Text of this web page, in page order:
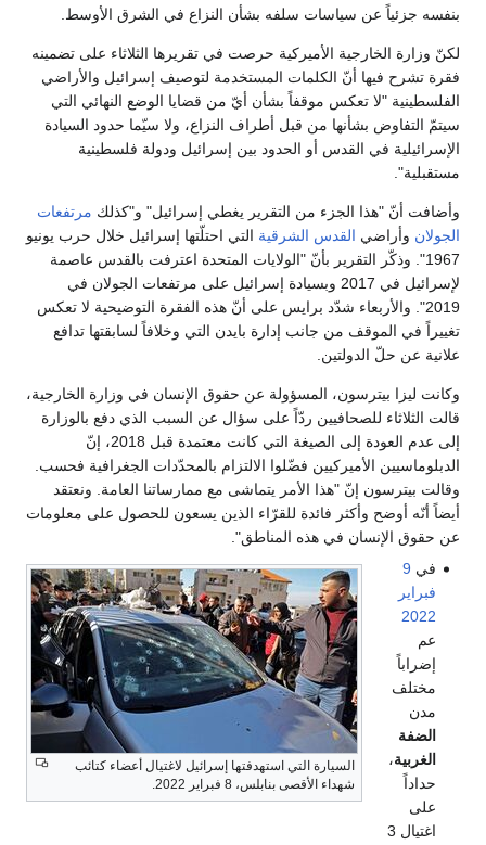
بنفسه جزئياً عن سياسات سلفه بشأن النزاع في الشرق الأوسط.
لكنّ وزارة الخارجية الأميركية حرصت في تقريرها الثلاثاء على تضمينه
فقرة تشرح فيها أنّ الكلمات المستخدمة لتوصيف إسرائيل والأراضي
الفلسطينية "لا تعكس موقفاً بشأن أيّ من قضايا الوضع النهائي التي
سيتمّ التفاوض بشأنها من قبل أطراف النزاع، ولا سيّما حدود السيادة
الإسرائيلية في القدس أو الحدود بين إسرائيل ودولة فلسطينية
مستقبلية".
وأضافت أنّ "هذا الجزء من التقرير يغطي إسرائيل" و"كذلك مرتفعات
الجولان وأراضي القدس الشرقية التي احتلّتها إسرائيل خلال حرب يونيو
1967". وذكّر التقرير بأنّ "الولايات المتحدة اعترفت بالقدس عاصمة
لإسرائيل في 2017 وبسيادة إسرائيل على مرتفعات الجولان في
2019". والأربعاء شدّد برايس على أنّ هذه الفقرة التوضيحية لا تعكس
تغييراً في الموقف من جانب إدارة بايدن التي وخلافاً لسابقتها تدافع
علانية عن حلّ الدولتين.
وكانت ليزا بيترسون، المسؤولة عن حقوق الإنسان في وزارة الخارجية،
قالت الثلاثاء للصحافيين ردّاً على سؤال عن السبب الذي دفع بالوزارة
إلى عدم العودة إلى الصيغة التي كانت معتمدة قبل 2018، إنّ
الدبلوماسيين الأميركيين فضّلوا الالتزام بالمحدّدات الجغرافية فحسب.
وقالت بيترسون إنّ "هذا الأمر يتماشى مع ممارساتنا العامة. ونعتقد
أيضاً أنّه أوضح وأكثر فائدة للقرّاء الذين يسعون للحصول على معلومات
عن حقوق الإنسان في هذه المناطق".
السيارة التي استهدفتها إسرائيل لاغتيال أعضاء كتائب
شهداء الأقصى بنابلس، 8 فبراير 2022.
في 9
فبراير
2022
عم
إضراباً
مختلف
مدن
الضفة
الغربية،
حداداً
على
اغتيال 3